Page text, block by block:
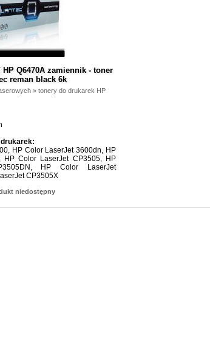
HP Q6470A zamiennik - toner
reman black 6k
»tonery do drukarek HP
HP Color LaserJet 3600dn, HP
HP Color LaserJet CP3505, HP
HP Color LaserJet
CP3505X
niedostępny